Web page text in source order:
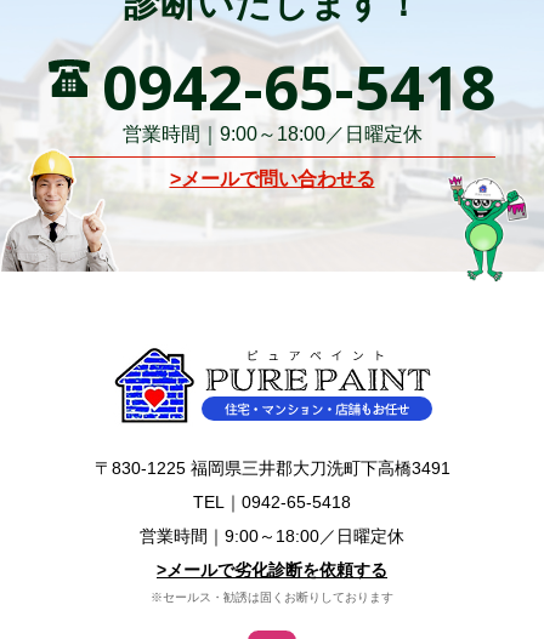
0942-65-5418
営業時間｜9:00～18:00／日曜定休
>メールで問い合わせる
〒830-1225 福岡県三井郡大刀洗町下高橋3491
TEL｜ 0942-65-5418
営業時間｜9:00～18:00／日曜定休
>メールで劣化診断を依頼する
※セールス・勧誘は固くお断りしております